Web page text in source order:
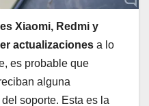
Xiaomi, Redmi y
actualizaciones a lo
es probable que
alguna
soporte. Esta es la